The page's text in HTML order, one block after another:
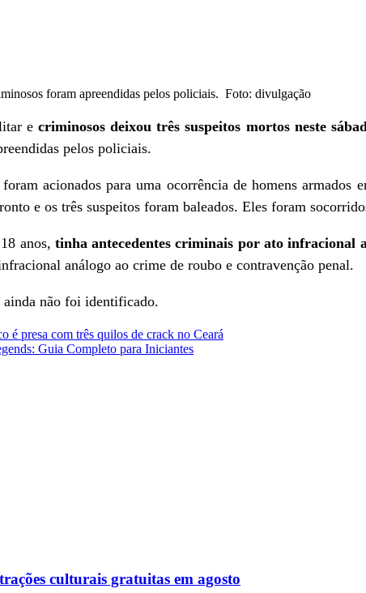
foram apreendidas pelos policiais. Foto: divulgação
ecriminosos deixou três suspeitos mortos neste
pelos policiais.
acionados para uma ocorrência de homens
e os três suspeitos foram baleados. Eles foram
anos, tinha antecedentes criminais por ato infracional
análogo ao crime de roubo e contravenção penal.
não foi identificado.
é presa com três quilos de crack no Ceará
Guia Completo para Iniciantes
culturais gratuitas em agosto